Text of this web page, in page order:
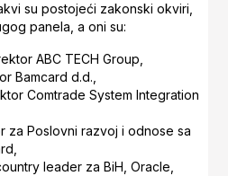
su postojeći zakonski okviri,
panela, a oni su:
ABC TECH Group,
Bamcard d.d.,
Comtrade System Integration
za Poslovni razvoj i odnose sa
leader za BiH, Oracle,